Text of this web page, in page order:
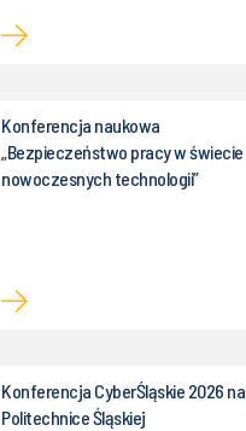
Konferencja naukowa
„Bezpieczeństwo pracy w świecie
nowoczesnych technologii”
Konferencja CyberŚląskie 2026 na
Politechnice Śląskiej